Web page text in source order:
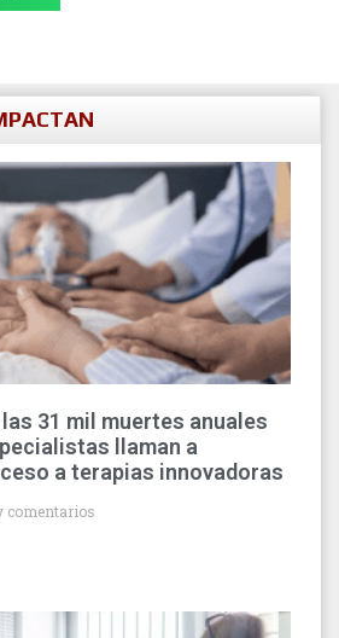
31 mil muertes anuales
llaman a
a terapias innovadoras
comentarios